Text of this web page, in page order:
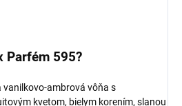
Parfém 595?
vanilkovo-ambrová vôňa s
kvetom, bielym korením, slanou